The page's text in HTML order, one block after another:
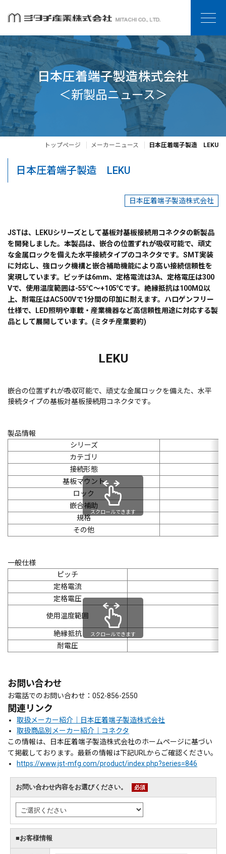
日本圧着端子製造株式会社
＜新製品ニュース＞
トップページ メーカーニュース 日本圧着端子製造 LEKU
日本圧着端子製造 LEKU
日本圧着端子製造株式会社
JSTは、LEKUシリーズとして基板対基板接続用コネクタの新製品
を開発しました。本製品は、嵌合の位置ずれが吸収可能で、頑丈
な金属ロックを備えた水平接続タイプのコネクタです。SMT実装
に対応し、強ロック機構と嵌合補助機能により高い接続信頼性を
実現しています。ピッチは6mm、定格電流は3A、定格電圧は300
Vで、使用温度範囲は-55℃～+105℃です。絶縁抵抗は100MΩ以
上、耐電圧はAC500Vで1分間の印加に耐えます。ハロゲンフリー
仕様で、LED照明や車載・産業機器など高信頼性用途に対応する製
品として展開しています。(ミタチ産業要約)
LEKU
嵌合の位置ずれが吸収可能で、頑丈な金属ロックを備えた、水平
接続タイプの基板対基板接続用コネクタです。
製品情報
シリーズ
カテゴリ
接続形態
基板マウント
ロック
嵌合補助
規格
その他
スクロールできます
一般仕様
ピッチ
定格電流
定格電圧
使用温度範囲
絶縁抵抗
耐電圧
スクロールできます
お問い合わせ
お電話でのお問い合わせ：052-856-2550
関連リンク
取扱メーカー紹介｜日本圧着端子製造株式会社
取扱商品別メーカー紹介｜コネクタ
この情報は、日本圧着端子製造株式会社のホームページに基づい
て掲載しております。最新の情報は下記URLからご確認ください。
https://www.jst-mfg.com/product/index.php?series=846
お問い合わせ内容をお選びください。 必須
■お客様情報